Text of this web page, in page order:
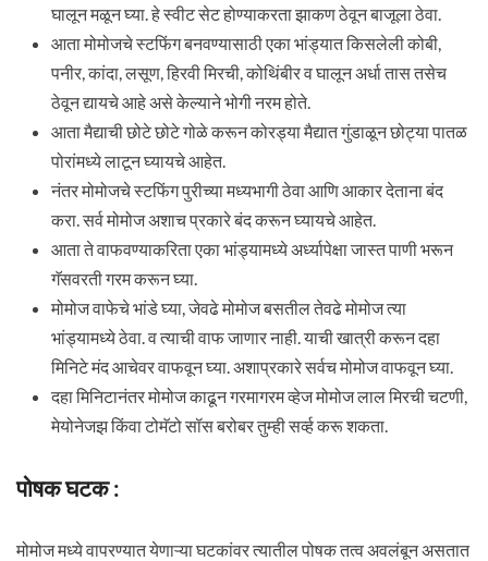
घालून मळून घ्या. हे स्वीट सेट होण्याकरता झाकण ठेवून बाजूला ठेवा.
आता मोमोजचे स्टफिंग बनवण्यासाठी एका भांड्यात किसलेली कोबी,
पनीर, कांदा, लसूण, हिरवी मिरची, कोथिंबीर व घालून अर्धा तास तसेच
ठेवून द्यायचे आहे असे केल्याने भोगी नरम होते.
आता मैद्याची छोटे छोटे गोळे करून कोरड्या मैद्यात गुंडाळून छोट्या पातळ
पोरांमध्ये लाटून घ्यायचे आहेत.
नंतर मोमोजचे स्टफिंग पुरीच्या मध्यभागी ठेवा आणि आकार देताना बंद
करा. सर्व मोमोज अशाच प्रकारे बंद करून घ्यायचे आहेत.
आता ते वाफवण्याकरिता एका भांड्यामध्ये अर्ध्यापेक्षा जास्त पाणी भरून
गॅसवरती गरम करून घ्या.
मोमोज वाफेचे भांडे घ्या, जेवढे मोमोज बसतील तेवढे मोमोज त्या
भांड्यामध्ये ठेवा. व त्याची वाफ जाणार नाही. याची खात्री करून दहा
मिनिटे मंद आचेवर वाफवून घ्या. अशाप्रकारे सर्वच मोमोज वाफवून घ्या.
दहा मिनिटानंतर मोमोज काढून गरमागरम व्हेज मोमोज लाल मिरची चटणी,
मेयोनेजझ किंवा टोमॅटो सॉस बरोबर तुम्ही सर्व्ह करू शकता.
पोषक घटक :
मोमोज मध्ये वापरण्यात येणाऱ्या घटकांवर त्यातील पोषक तत्व अवलंबून असतात